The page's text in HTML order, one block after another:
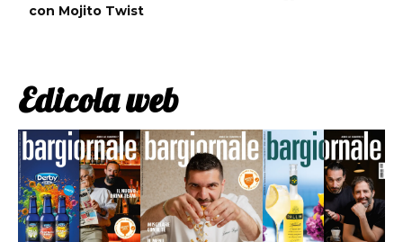
con Mojito Twist
Edicola web